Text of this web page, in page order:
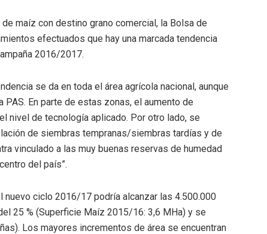
maíz con destino grano comercial, la Bolsa de
efectuados que hay una marcada tendencia
2016/2017.
se da en toda el área agrícola nacional, aunque
En parte de estas zonas, el aumento de
nivel de tecnología aplicado. Por otro lado, se
de siembras tempranas/siembras tardías y de
vinculado a las muy buenas reservas de humedad
del país”.
nuevo ciclo 2016/17 podría alcanzar las 4.500.000
25 % (Superficie Maíz 2015/16: 3,6 MHa) y se
Los mayores incrementos de área se encuentran